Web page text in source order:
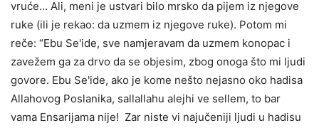
vruće… Ali, meni je ustvari bilo mrsko da pijem iz njegove
ruke (ili je rekao: da uzmem iz njegove ruke). Potom mi
reče: “Ebu Se'ide, sve namjeravam da uzmem konopac i
zavežem ga za drvo da se objesim, zbog onoga što mi ljudi
govore. Ebu Se'ide, ako je kome nešto nejasno oko hadisa
Allahovog Poslanika, sallallahu alejhi ve sellem, to bar
vama Ensarijama nije! Zar niste vi najučeniji ljudi u hadisu